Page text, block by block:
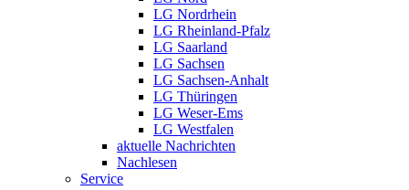
LG Nordrhein
LG Rheinland-Pfalz
LG Saarland
LG Sachsen
LG Sachsen-Anhalt
LG Thüringen
LG Weser-Ems
LG Westfalen
aktuelle Nachrichten
Nachlesen
Service